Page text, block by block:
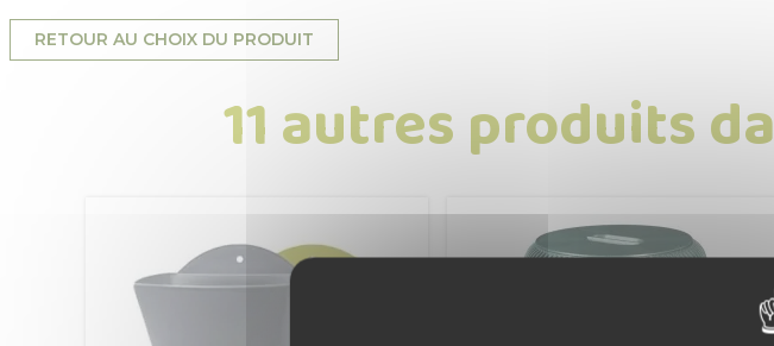
RETOUR AU CHOIX DU PRODUIT
11 autres produits